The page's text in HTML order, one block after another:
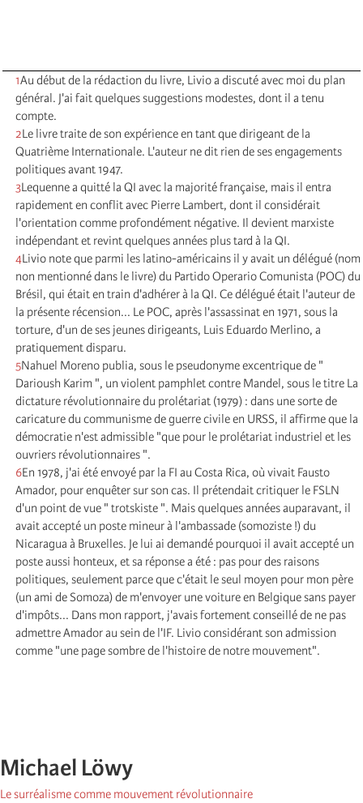
1Au début de la rédaction du livre, Livio a discuté avec moi du plan
général. J'ai fait quelques suggestions modestes, dont il a tenu
compte.
2Le livre traite de son expérience en tant que dirigeant de la
Quatrième Internationale. L'auteur ne dit rien de ses engagements
politiques avant 1947.
3Lequenne a quitté la QI avec la majorité française, mais il entra
rapidement en conflit avec Pierre Lambert, dont il considérait
l'orientation comme profondément négative. Il devient marxiste
indépendant et revint quelques années plus tard à la QI.
4Livio note que parmi les latino-américains il y avait un délégué (nom
non mentionné dans le livre) du Partido Operario Comunista (POC) du
Brésil, qui était en train d'adhérer à la QI. Ce délégué était l'auteur de
la présente récension... Le POC, après l'assassinat en 1971, sous la
torture, d'un de ses jeunes dirigeants, Luis Eduardo Merlino, a
pratiquement disparu.
5Nahuel Moreno publia, sous le pseudonyme excentrique de "
Darioush Karim ", un violent pamphlet contre Mandel, sous le titre La
dictature révolutionnaire du prolétariat (1979) : dans une sorte de
caricature du communisme de guerre civile en URSS, il affirme que la
démocratie n'est admissible "que pour le prolétariat industriel et les
ouvriers révolutionnaires ".
6En 1978, j'ai été envoyé par la FI au Costa Rica, où vivait Fausto
Amador, pour enquêter sur son cas. Il prétendait critiquer le FSLN
d'un point de vue " trotskiste ". Mais quelques années auparavant, il
avait accepté un poste mineur à l'ambassade (somoziste !) du
Nicaragua à Bruxelles. Je lui ai demandé pourquoi il avait accepté un
poste aussi honteux, et sa réponse a été : pas pour des raisons
politiques, seulement parce que c'était le seul moyen pour mon père
(un ami de Somoza) de m'envoyer une voiture en Belgique sans payer
d'impôts... Dans mon rapport, j'avais fortement conseillé de ne pas
admettre Amador au sein de l'IF. Livio considérant son admission
comme "une page sombre de l'histoire de notre mouvement".
Michael Löwy
Le surréalisme comme mouvement révolutionnaire